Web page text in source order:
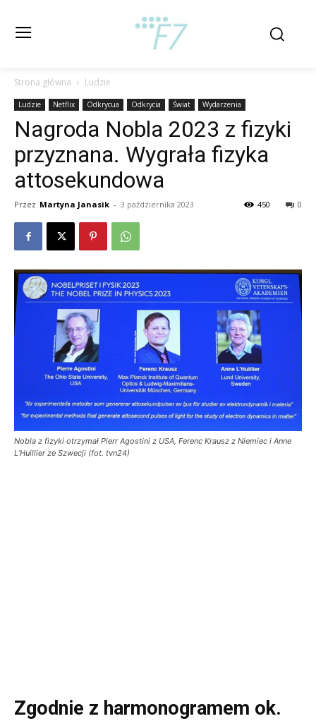
Strona główna Ludzie
Ludzie Netflix Odkrycua Odkrycia Świat Wydarzenia
Nagroda Nobla 2023 z fizyki
przyznana. Wygrała fizyka
attosekundowa
Przez Martyna Janasik - 3 października 2023 0
450
Nobla z fizyki otrzymał Pierr Agostini z USA, Ferenc Krausz z Niemiec i Anne
L’Huillier ze Szwecji (fot. tvn24)
Zgodnie z harmonogramem ok.